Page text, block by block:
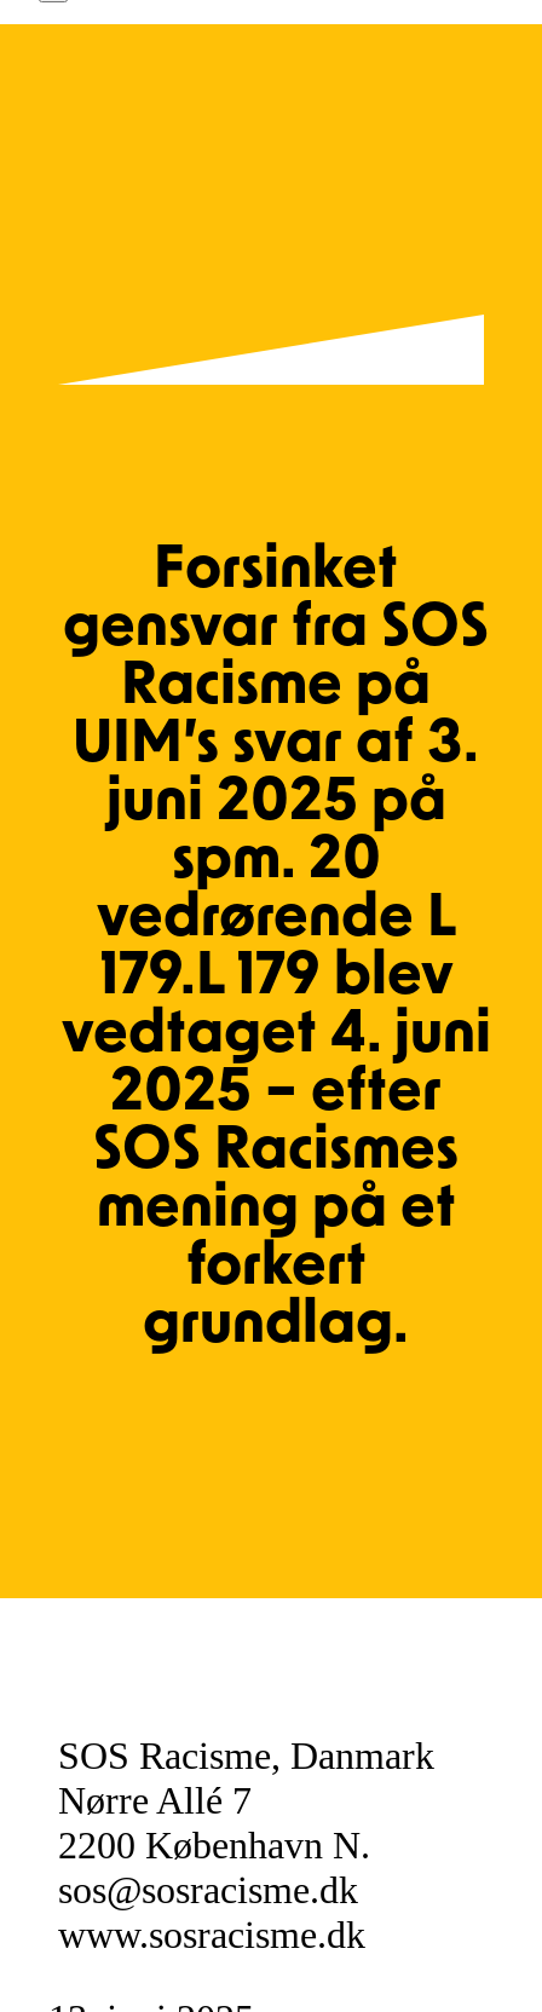
Forsinket
gensvar fra SOS
Racisme på
UIM’s svar af 3.
juni 2025 på
spm. 20
vedrørende L
179.L 179 blev
vedtaget 4. juni
2025 – efter
SOS Racismes
mening på et
forkert
grundlag.
SOS Racisme, Danmark
Nørre Allé 7
2200 København N.
sos@sosracisme.dk
www.sosracisme.dk